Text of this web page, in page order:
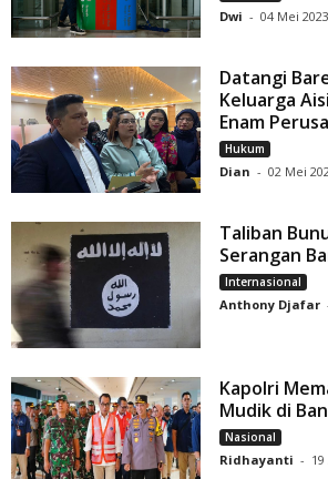
Dwi - 04 Mei 2023
Datangi
Keluarga
Enam
Hukum
Dian - 02 Mei
Taliban
Serangan
Internasional
Anthony Djafar
Kapolri
Mudik di
Nasional
Ridhayanti -